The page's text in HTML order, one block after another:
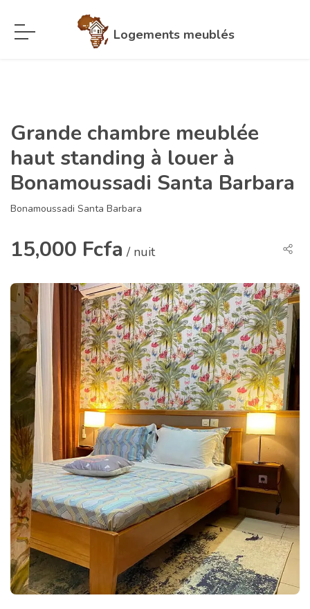
Logements meublés
Grande chambre meublée
haut standing à louer à
Bonamoussadi Santa Barbara
Bonamoussadi Santa Barbara
15,000 Fcfa / nuit